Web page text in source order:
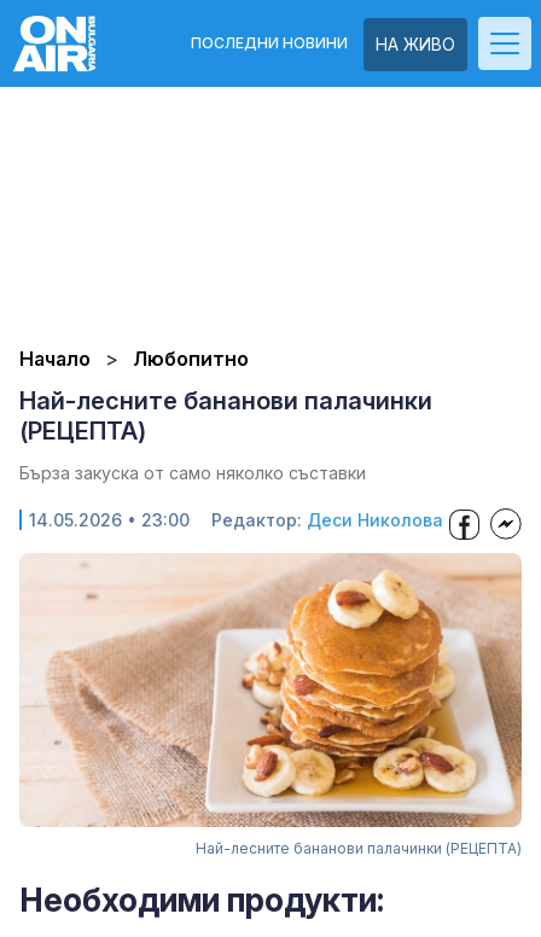
НА ЖИВО
ПОСЛЕДНИ НОВИНИ
Начало Любопитно
Най-лесните бананови палачинки
(РЕЦЕПТА)
Бърза закуска от само няколко съставки
14.05.2026 • 23:00 Редактор: Деси Николова
Най-лесните бананови палачинки (РЕЦЕПТА)
Необходими продукти: